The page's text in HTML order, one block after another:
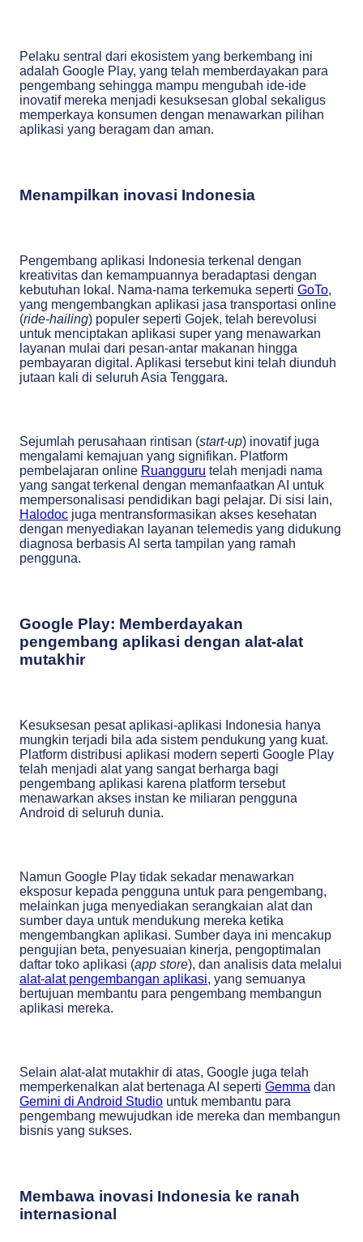
Pelaku sentral dari ekosistem yang berkembang ini
adalah Google Play, yang telah memberdayakan para
pengembang sehingga mampu mengubah ide-ide
inovatif mereka menjadi kesuksesan global sekaligus
memperkaya konsumen dengan menawarkan pilihan
aplikasi yang beragam dan aman.
Menampilkan inovasi Indonesia
Pengembang aplikasi Indonesia terkenal dengan
kreativitas dan kemampuannya beradaptasi dengan
kebutuhan lokal. Nama-nama terkemuka seperti GoTo,
yang mengembangkan aplikasi jasa transportasi online
(ride-hailing) populer seperti Gojek, telah berevolusi
untuk menciptakan aplikasi super yang menawarkan
layanan mulai dari pesan-antar makanan hingga
pembayaran digital. Aplikasi tersebut kini telah diunduh
jutaan kali di seluruh Asia Tenggara.
Sejumlah perusahaan rintisan (start-up) inovatif juga
mengalami kemajuan yang signifikan. Platform
pembelajaran online Ruangguru telah menjadi nama
yang sangat terkenal dengan memanfaatkan AI untuk
mempersonalisasi pendidikan bagi pelajar. Di sisi lain,
Halodoc juga mentransformasikan akses kesehatan
dengan menyediakan layanan telemedis yang didukung
diagnosa berbasis AI serta tampilan yang ramah
pengguna.
Google Play: Memberdayakan
pengembang aplikasi dengan alat-alat
mutakhir
Kesuksesan pesat aplikasi-aplikasi Indonesia hanya
mungkin terjadi bila ada sistem pendukung yang kuat.
Platform distribusi aplikasi modern seperti Google Play
telah menjadi alat yang sangat berharga bagi
pengembang aplikasi karena platform tersebut
menawarkan akses instan ke miliaran pengguna
Android di seluruh dunia.
Namun Google Play tidak sekadar menawarkan
eksposur kepada pengguna untuk para pengembang,
melainkan juga menyediakan serangkaian alat dan
sumber daya untuk mendukung mereka ketika
mengembangkan aplikasi. Sumber daya ini mencakup
pengujian beta, penyesuaian kinerja, pengoptimalan
daftar toko aplikasi (app store), dan analisis data melalui
alat-alat pengembangan aplikasi, yang semuanya
bertujuan membantu para pengembang membangun
aplikasi mereka.
Selain alat-alat mutakhir di atas, Google juga telah
memperkenalkan alat bertenaga AI seperti Gemma dan
Gemini di Android Studio untuk membantu para
pengembang mewujudkan ide mereka dan membangun
bisnis yang sukses.
Membawa inovasi Indonesia ke ranah
internasional